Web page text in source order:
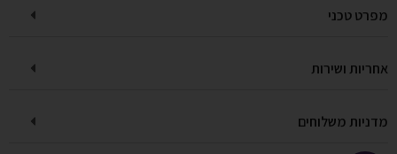
מפרט טכני
אחריות ושירות
מדניות משלוחים